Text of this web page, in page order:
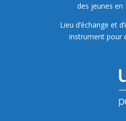
des jeunes en
Lieu d’échange et
instrument pour